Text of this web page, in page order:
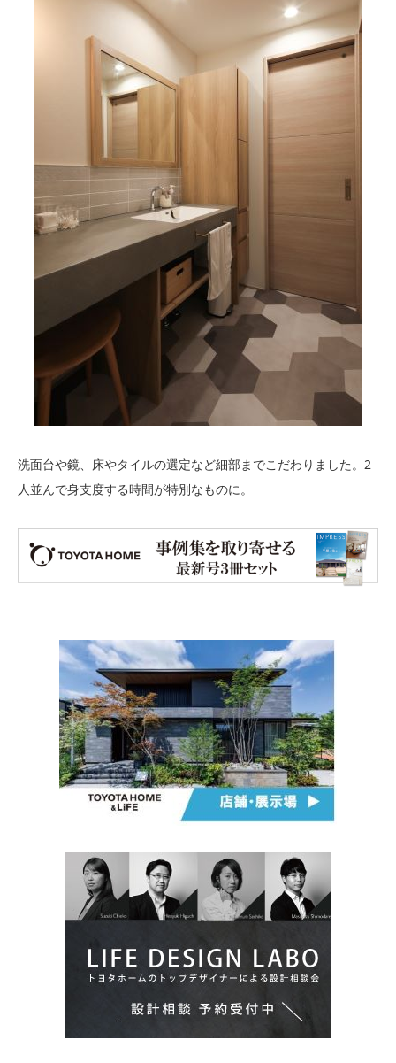
洗面台や鏡、床やタイルの選定など細部までこだわりました。2
人並んで身支度する時間が特別なものに。